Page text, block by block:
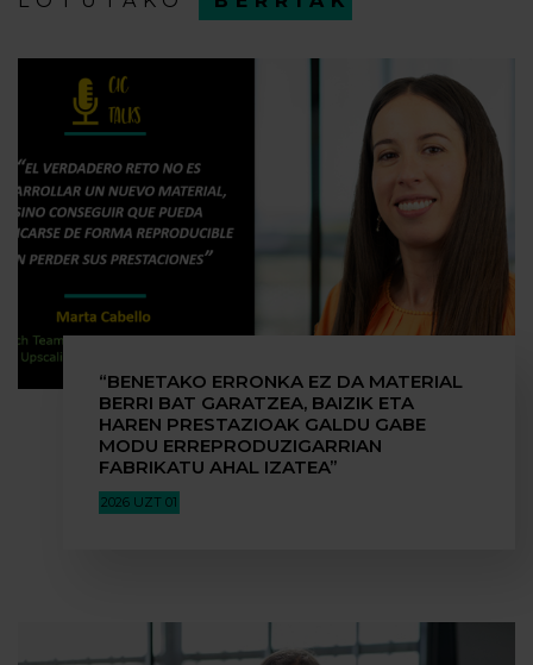
“BENETAKO ERRONKA EZ DA MATERIAL
BERRI BAT GARATZEA, BAIZIK ETA
HAREN PRESTAZIOAK GALDU GABE
MODU ERREPRODUZIGARRIAN
FABRIKATU AHAL IZATEA”
2026 UZT 01